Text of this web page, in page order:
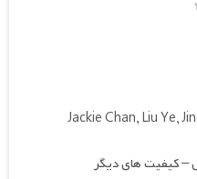
– کیفیت های دیگر